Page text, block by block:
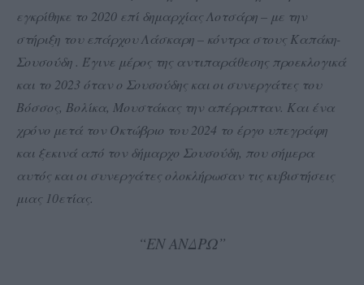
εγκρίθηκε το 2020 επί δημαρχίας Λοτσάρη – με την
στήριξη του επάρχου Λάσκαρη – κόντρα στους Καπάκη-
Σουσούδη . Έγινε μέρος της αντιπαράθεσης προεκλογικά
και το 2023 όταν ο Σουσούδης και οι συνεργάτες του
Βόσσος, Βολίκα, Μουστάκας την απέρριπταν. Και ένα
χρόνο μετά τον Οκτώβριο του 2024 το έργο υπεγράφη
και ξεκινά από τον δήμαρχο Σουσούδη, που σήμερα
αυτός και οι συνεργάτες ολοκλήρωσαν τις κυβιστήσεις
μιας 10ετίας.
“ΕΝ ΑΝΔΡΩ”